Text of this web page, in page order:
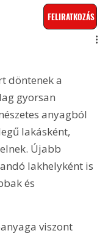
FELIRATKOZÁS
döntenek a
gyorsan
anyagból
lakásként,
Újabb
lakhelyként is
és
viszont